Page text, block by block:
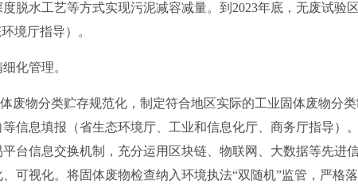
脱水工艺等方式实现污泥减容减量。到2023年底，无废试验
境厅指导）。
化管理。
物分类贮存规范化，制定符合地区实际的工业固体废物分类
信息填报（省生态环境厅、工业和信息化厅、商务厅指导）
台信息交换机制，充分运用区块链、物联网、大数据等先进信
可视化。将固体废物检查纳入环境执法“双随机”监管，严格